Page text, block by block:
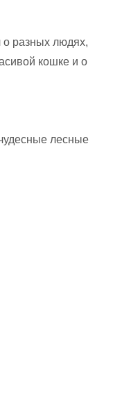
разных людях,
кошке и о
лесные